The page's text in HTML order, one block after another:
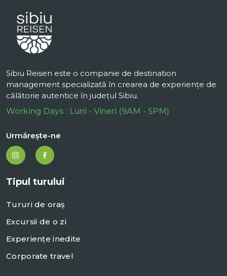
Sibiu Reisen este o companie de destination
management specializată în crearea de experiențe de
călătorie autentice în județul Sibiu.
Working Days : Luni - Vineri (9AM - 5PM)
Urmărește-ne
Tipul turului
Tururi de oraș
Excursii de o zi
Experiențe inedite
Corporate travel